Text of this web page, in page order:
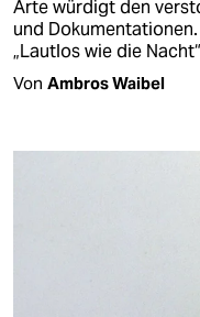
Arte würdigt den
und
„Lautlos wie die
Von Ambros Waibel